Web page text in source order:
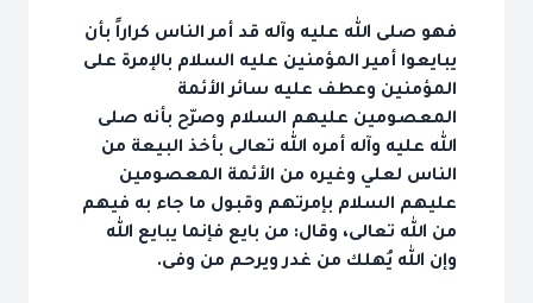
فهو صلى الله عليه وآله قد أمر الناس كراراً بأن
يبايعوا أمير المؤمنين عليه السلام بالإمرة على
المؤمنين وعطف عليه سائر الأئمة
المعصومين عليهم السلام وصرّح بأنه صلى
الله عليه وآله أمره الله تعالى بأخذ البيعة من
الناس لعلي وغيره من الأئمة المعصومين
عليهم السلام بإمرتهم وقبول ما جاء به فيهم
من الله تعالى، وقال: من بايع فإنما يبايع الله
وإن الله يُهلك من غدر ويرحم من وفى.